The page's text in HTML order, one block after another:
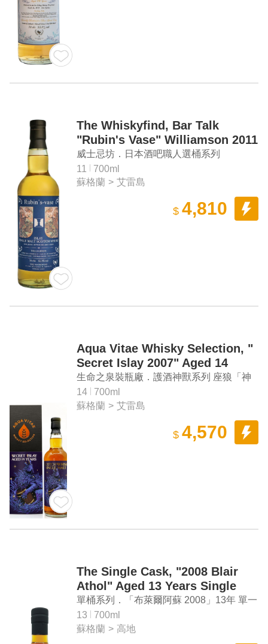
The Whiskyfind, Bar Talk
"Rubin's Vase" Williamson 2011
Aged 11 Years Islay Single Malt
Scotch Whisky
威士忌坊．日本酒吧職人選桶系列
「Rubin's Vase」Williamson 2011 11年艾
雷島 單一麥芽蘇格蘭威士忌
11
700ml
蘇格蘭 > 艾雷島
$ 4,810
Aqua Vitae Whisky Selection, "
Secret Islay 2007" Aged 14
Years Single Malt Scotch
Whisky
生命之泉裝瓶廠．護酒神獸系列 座狼「神
秘艾雷 2007」14年單一麥芽蘇格蘭威士忌
14
700ml
蘇格蘭 > 艾雷島
$ 4,570
The Single Cask, "2008 Blair
Athol" Aged 13 Years Single
Malt Scotch Whisky
單桶系列．「布萊爾阿蘇 2008」13年 單一
麥芽蘇格蘭威士忌
13
700ml
蘇格蘭 > 高地